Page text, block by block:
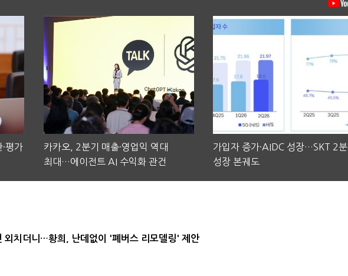
평가
카카오, 2분기 매출·영업익 역대
최대…에이전트 AI 수익화 관건
가입자 증가·AIDC 성장…SKT 2
성장 본궤도
외치더니…황희, 난데없이 '폐버스 리모델링' 제안